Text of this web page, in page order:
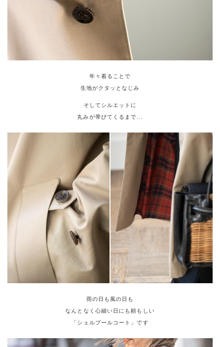
年々着ることで
生地がクタッとなじみ
そしてシルエットに
丸みが帯びてくるまで...
雨の日も風の日も
なんとなく心細い日にも頼もしい
「シェルブールコート」です